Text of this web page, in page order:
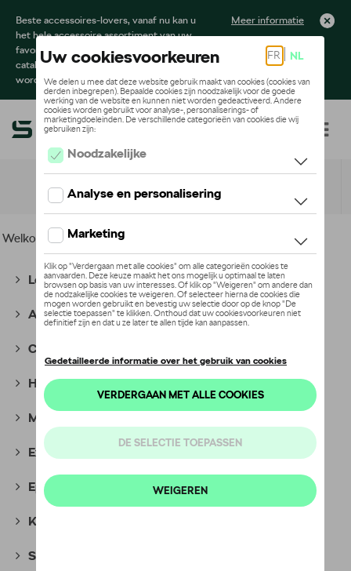
Beste accessoires-lovers, vanaf nu kan u
het hele accessoire assortiment van uw
favoriete merk terugvinden in de online
catalogus. Deze kunnen steeds besteld
worden via uw dealer.
Meer informatie
Toggle navigation
Welkom > Voor u >Textiel
Lounge Collectie(56)
Active Collectie(66)
Cycling Collectie
Hockey Collectie(7)
Motorsport Collectie
Explorer Collectie
Epiq Collection
Kids Collectie
Speciale Edities